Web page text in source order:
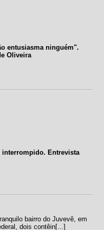
entusiasma ninguém".
Oliveira
interrompido. Entrevista
bairro do Juvevê, em
dois contêin[...]